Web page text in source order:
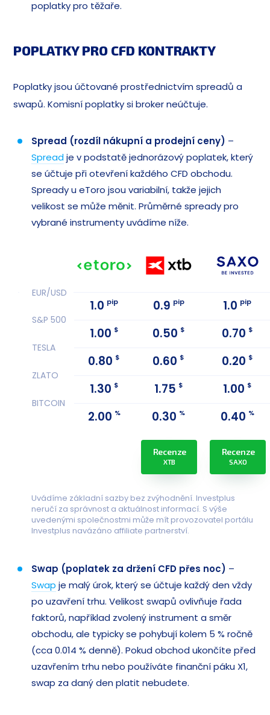
poplatky pro těžaře.
POPLATKY PRO CFD KONTRAKTY
Poplatky jsou účtované prostřednictvím spreadů a
swapů. Komisní poplatky si broker neúčtuje.
Spread (rozdíl nákupní a prodejní ceny) –
Spreadje v podstatě jednorázový poplatek, který
se účtuje při otevření každého CFD obchodu.
Spready u eToro jsou variabilní, takže jejich
velikost se může měnit. Průměrné spready pro
vybrané instrumenty uvádíme níže.
EUR/USD
1.0 pip 0.9 pip 1.0 pip
S&P 500
1.00 $ 0.50 $ 0.70 $
TESLA
0.80 $ 0.60 $ 0.20 $
ZLATO
1.30 $ 1.75 $ 1.00 $
BITCOIN
2.00 % 0.30 % 0.40 %
Recenze
XTB
Recenze
SAXO
Uvádíme základní sazby bez zvýhodnění. Investplus
neručí za správnost a aktuálnost informací. S výše
uvedenými společnostmi může mít provozovatel portálu
Investplus navázáno affiliate partnerství.
Swap (poplatek za držení CFD přes noc) –
Swap je malý úrok, který se účtuje každý den vždy
po uzavření trhu. Velikost swapů ovlivňuje řada
faktorů, například zvolený instrument a směr
obchodu, ale typicky se pohybují kolem 5 % ročně
(cca 0.014 % denně). Pokud obchod ukončíte před
uzavřením trhu nebo používáte finanční páku X1,
swap za daný den platit nebudete.